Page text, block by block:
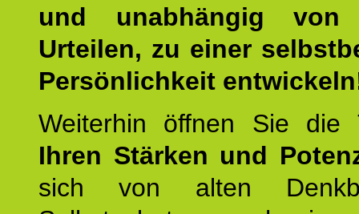
und unabhängig von
Urteilen, zu einer
Persönlichkeit
Weiterhin öffnen Sie
Ihren Stärken und
sich von alten